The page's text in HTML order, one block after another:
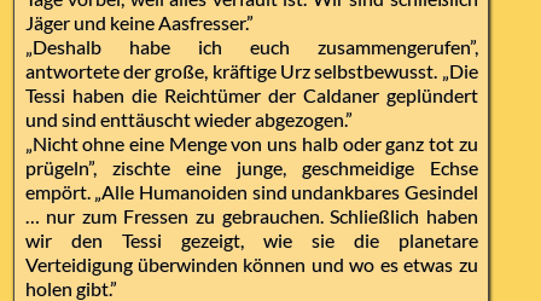
Jäger und keine Aasfresser.”
„Deshalb habe ich euch zusammengerufen”,
antwortete der große, kräftige Urz selbstbewusst. „Die
Tessi haben die Reichtümer der Caldaner geplündert
und sind enttäuscht wieder abgezogen.”
„Nicht ohne eine Menge von uns halb oder ganz tot zu
prügeln”, zischte eine junge, geschmeidige Echse
empört. „Alle Humanoiden sind undankbares Gesindel
… nur zum Fressen zu gebrauchen. Schließlich haben
wir den Tessi gezeigt, wie sie die planetare
Verteidigung überwinden können und wo es etwas zu
holen gibt.”